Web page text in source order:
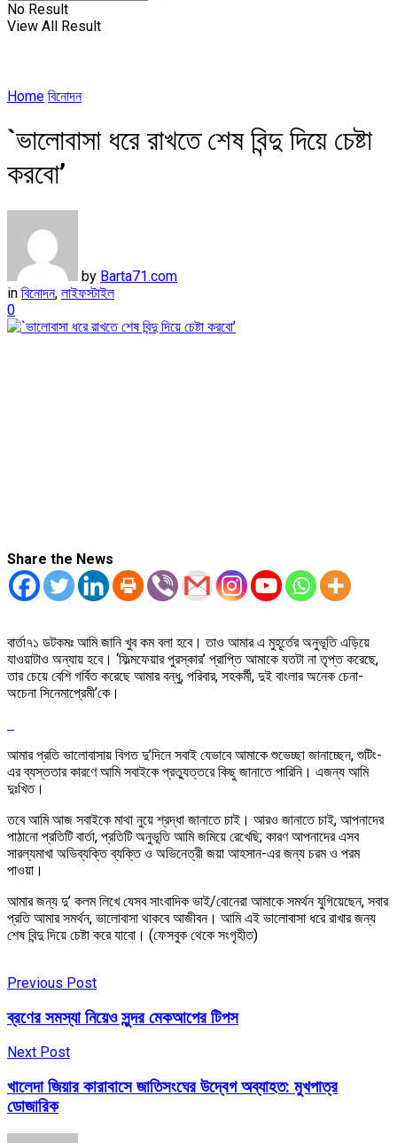
No Result
View All Result
Home বিনোদন
`ভালোবাসা ধরে রাখতে শেষ বিন্দু দিয়ে চেষ্টা
করবো’
by Barta71.com
in বিনোদন, লাইফস্টাইল
0
Share the News
বার্তা৭১ ডটকমঃ আমি জানি খুব কম বলা হবে। তাও আমার এ মুহূর্তের অনুভূতি এড়িয়ে
যাওয়াটাও অন্যায় হবে। ‘ফিল্মফেয়ার পুরস্কার’ প্রাপ্তি আমাকে যতটা না তৃপ্ত করেছে,
তার চেয়ে বেশি গর্বিত করেছে আমার বন্ধু, পরিবার, সহকর্মী, দুই বাংলার অনেক চেনা-
অচেনা সিনেমাপ্রেমী’কে।
আমার প্রতি ভালোবাসায় বিগত দু’দিনে সবাই যেভাবে আমাকে শুভেচ্ছা জানাচ্ছেন, শুটিং-
এর ব্যস্ততার কারণে আমি সবাইকে প্রত্যুত্তরে কিছু জানাতে পারিনি। এজন্য আমি
দুঃখিত।
তবে আমি আজ সবাইকে মাথা নুয়ে শ্রদ্ধা জানাতে চাই। আরও জানাতে চাই, আপনাদের
পাঠানো প্রতিটি বার্তা, প্রতিটি অনুভূতি আমি জমিয়ে রেখেছি; কারণ আপনাদের এসব
সারল্যমাখা অভিব্যক্তি ব্যক্তি ও অভিনেত্রী জয়া আহসান-এর জন্য চরম ও পরম
পাওয়া।
আমার জন্য দু’ কলম লিখে যেসব সাংবাদিক ভাই/বোনেরা আমাকে সমর্থন যুগিয়েছেন, সবার
প্রতি আমার সমর্থন, ভালোবাসা থাকবে আজীবন। আমি এই ভালোবাসা ধরে রাখার জন্য
শেষ বিন্দু দিয়ে চেষ্টা করে যাবো। (ফেসবুক থেকে সংগৃহীত)
Previous Post
ব্রণের সমস্যা নিয়েও সুন্দর মেকআপের টিপস
Next Post
খালেদা জিয়ার কারাবাসে জাতিসংঘের উদ্বেগ অব্যাহত: মুখপাত্র
ডোজারিক